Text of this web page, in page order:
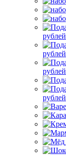
рублей
рублей
рублей
рублей